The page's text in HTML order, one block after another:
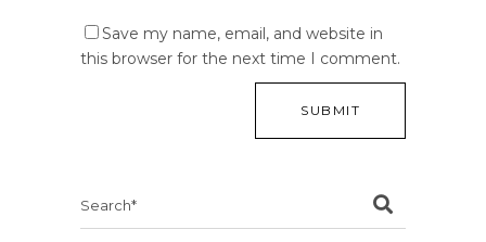
Save my name, email, and website in
this browser for the next time I comment.